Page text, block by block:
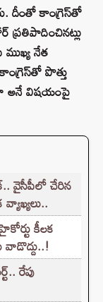
దీంతో కాంగ్రెస్‌తో
ప్రతిపాదించినట్లు
నేత
పొత్తు
అనే విషయంపై
వైసీపీలో చేరిన
కీలక
రేపు